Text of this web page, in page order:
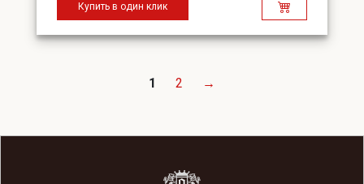
Купить в один клик
1 2 →